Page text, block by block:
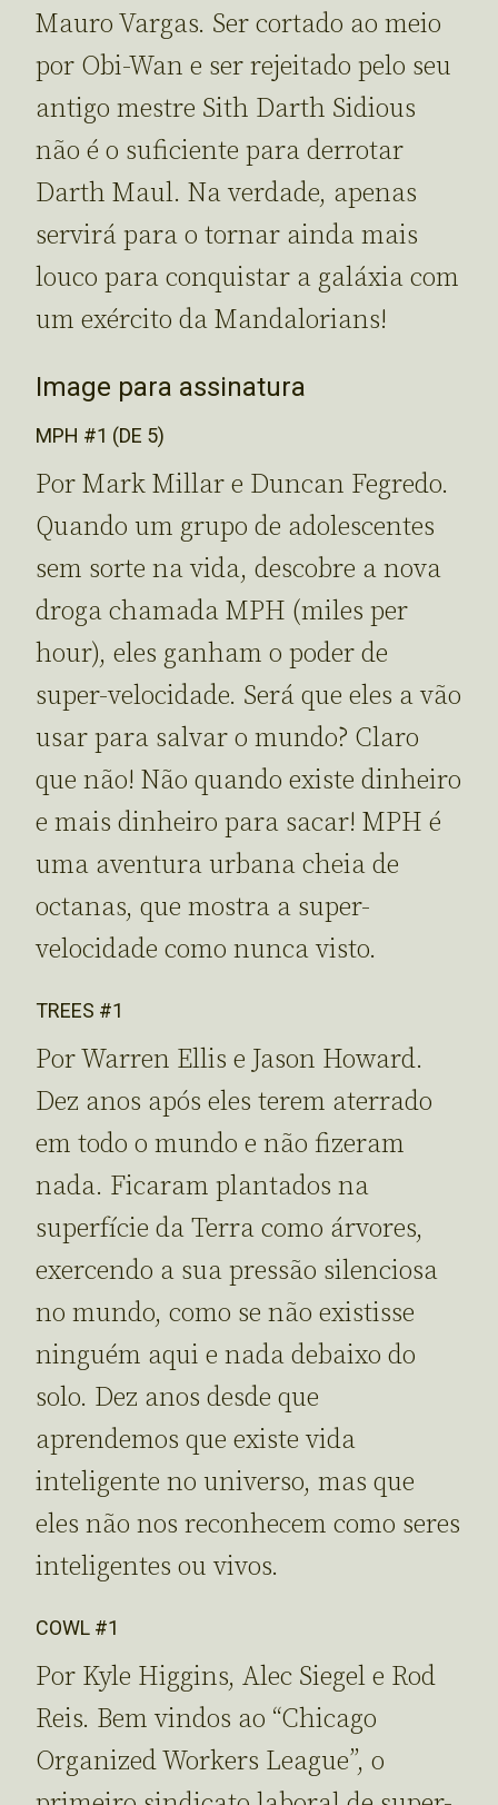
Mauro Vargas. Ser cortado ao meio
por Obi-Wan e ser rejeitado pelo seu
antigo mestre Sith Darth Sidious
não é o suficiente para derrotar
Darth Maul. Na verdade, apenas
servirá para o tornar ainda mais
louco para conquistar a galáxia com
um exército da Mandalorians!
Image para assinatura
MPH #1 (DE 5)
Por Mark Millar e Duncan Fegredo.
Quando um grupo de adolescentes
sem sorte na vida, descobre a nova
droga chamada MPH (miles per
hour), eles ganham o poder de
super-velocidade. Será que eles a vão
usar para salvar o mundo? Claro
que não! Não quando existe dinheiro
e mais dinheiro para sacar! MPH é
uma aventura urbana cheia de
octanas, que mostra a super-
velocidade como nunca visto.
TREES #1
Por Warren Ellis e Jason Howard.
Dez anos após eles terem aterrado
em todo o mundo e não fizeram
nada. Ficaram plantados na
superfície da Terra como árvores,
exercendo a sua pressão silenciosa
no mundo, como se não existisse
ninguém aqui e nada debaixo do
solo. Dez anos desde que
aprendemos que existe vida
inteligente no universo, mas que
eles não nos reconhecem como seres
inteligentes ou vivos.
COWL #1
Por Kyle Higgins, Alec Siegel e Rod
Reis. Bem vindos ao “Chicago
Organized Workers League”, o